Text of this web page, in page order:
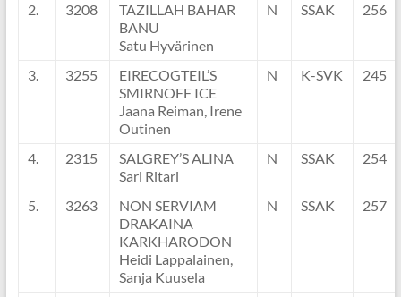
2. 3208
TAZILLAH BAHAR
BANU
Satu Hyvärinen
N SSAK 256
3. 3255
EIRECOGTEIL’S
SMIRNOFF ICE
Jaana Reiman, Irene
Outinen
N K-SVK 245
4. 2315
SALGREY’S ALINA
Sari Ritari
N SSAK 254
5. 3263
NON SERVIAM
DRAKAINA
KARKHARODON
Heidi Lappalainen,
Sanja Kuusela
N SSAK 257